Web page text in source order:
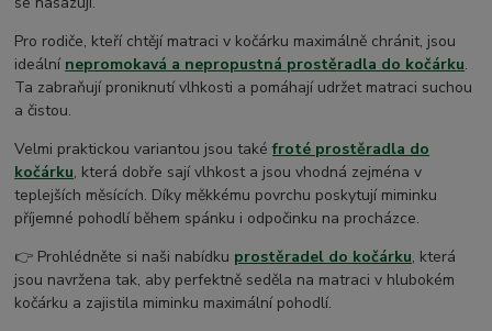
Pro rodiče, kteří chtějí matraci v kočárku maximálně chránit, jsou
ideální nepromokavá a nepropustná prostěradla do kočárku.
Ta zabraňují proniknutí vlhkosti a pomáhají udržet matraci suchou
a čistou.
Velmi praktickou variantou jsou takéfroté prostěradla do
kočárku, která dobře sají vlhkost a jsou vhodná zejména v
teplejších měsících. Díky měkkému povrchu poskytují miminku
příjemné pohodlí během spánku i odpočinku na procházce.
👉 Prohlédněte si naši nabídku prostěradel do kočárku, která
jsou navržena tak, aby perfektně seděla na matraci v hlubokém
kočárku a zajistila miminku maximální pohodlí.